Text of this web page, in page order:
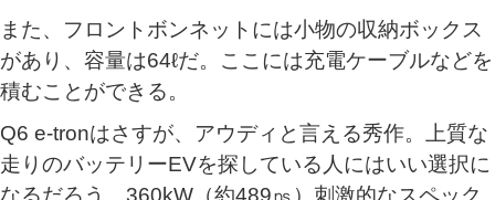
また、フロントボンネットには小物の収納ボックス
があり、容量は64ℓだ。ここには充電ケーブルなどを
積むことができる。
Q6 e-tronはさすが、アウディと言える秀作。上質な
走りのバッテリーEVを探している人にはいい選択に
なるだろう。360kW（約489㎰）刺激的なスペック